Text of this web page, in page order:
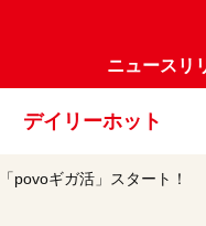
ニュースリ
デイリーホット
「povoギガ活」スタート！